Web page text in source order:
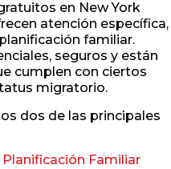
en New York
atención específica,
familiar.
seguros y están
cumplen con ciertos
migratorio.
dos de las principales
Familiar